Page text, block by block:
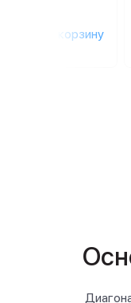
в корзину